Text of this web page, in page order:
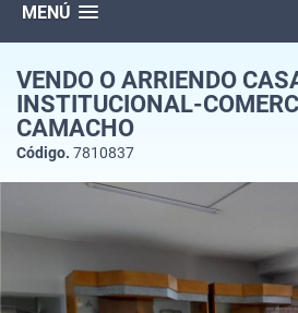
MENÚ
VENDO O ARRIENDO
INSTITUCIONAL-
CAMACHO
Código. 7810837